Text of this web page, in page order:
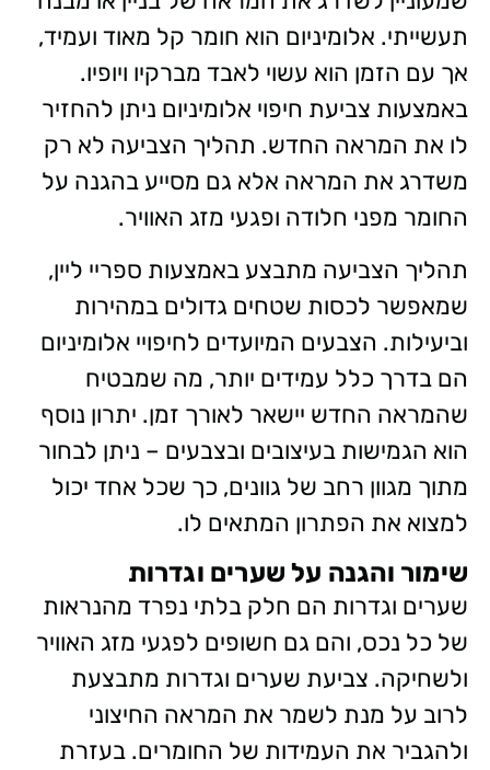
תעשייתי. אלומיניום הוא חומר קל מאוד ועמיד,
אך עם הזמן הוא עשוי לאבד מברקיו ויופיו.
באמצעות צביעת חיפוי אלומיניום ניתן להחזיר
לו את המראה החדש. תהליך הצביעה לא רק
משדרג את המראה אלא גם מסייע בהגנה על
החומר מפני חלודה ופגעי מזג האוויר.
תהליך הצביעה מתבצע באמצעות ספריי ליין,
שמאפשר לכסות שטחים גדולים במהירות
וביעילות. הצבעים המיועדים לחיפויי אלומיניום
הם בדרך כלל עמידים יותר, מה שמבטיח
שהמראה החדש יישאר לאורך זמן. יתרון נוסף
הוא הגמישות בעיצובים ובצבעים – ניתן לבחור
מתוך מגוון רחב של גוונים, כך שכל אחד יכול
למצוא את הפתרון המתאים לו.
שימור והגנה על שערים וגדרות
שערים וגדרות הם חלק בלתי נפרד מהנראות
של כל נכס, והם גם חשופים לפגעי מזג האוויר
ולשחיקה. צביעת שערים וגדרות מתבצעת
לרוב על מנת לשמר את המראה החיצוני
ולהגביר את העמידות של החומרים. בעזרת